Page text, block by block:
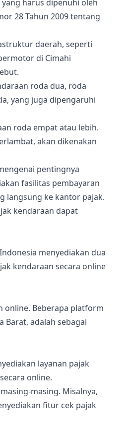
harus dipenuhi oleh
28 Tahun 2009 tentang
daerah, seperti
di Cimahi
roda dua, roda
yang juga dipengaruhi
roda empat atau lebih.
akan dikenakan
pentingnya
fasilitas pembayaran
langsung ke kantor pajak.
kendaraan dapat
menyediakan dua
kendaraan secara online
online. Beberapa platform
Barat, adalah sebagai
layanan pajak
online.
masing. Misalnya,
fitur cek pajak